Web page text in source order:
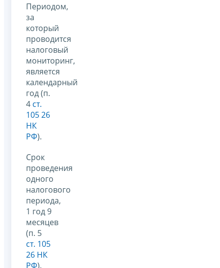
Периодом,
за
который
проводится
налоговый
мониторинг,
является
календарный
год (п.
4 ст.
105 26
НК
РФ).
Срок
проведения
одного
налогового
периода,
1 год 9
месяцев
(п. 5
ст. 105
26 НК
РФ).